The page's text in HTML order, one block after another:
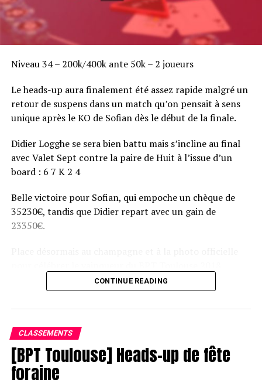
Niveau 34 – 200k/400k ante 50k – 2 joueurs
Le heads-up aura finalement été assez rapide malgré un
retour de suspens dans un match qu’on pensait à sens
unique après le KO de Sofian dès le début de la finale.
Didier Logghe se sera bien battu mais s’incline au final
avec Valet Sept contre la paire de Huit à l’issue d’un
board : 6 7 K 2 4
Belle victoire pour Sofian, qui empoche un chèque de
35230€, tandis que Didier repart avec un gain de
23350€.
CONTINUE READING
CLASSEMENTS
[BPT Toulouse] Heads-up de fête
foraine